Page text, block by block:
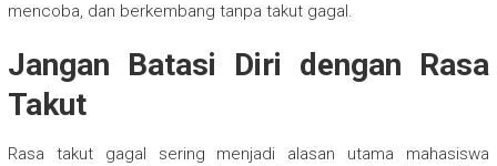
mencoba, dan berkembang tanpa takut gagal.
Jangan Batasi Diri dengan Rasa
Takut
Rasa takut gagal sering menjadi alasan utama mahasiswa